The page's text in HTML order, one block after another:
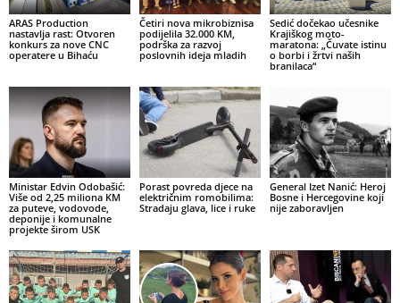
ARAS Production
nastavlja rast: Otvoren
konkurs za nove CNC
operatere u Bihaću
Četiri nova mikrobiznisa
podijelila 32.000 KM,
podrška za razvoj
poslovnih ideja mladih
Sedić dočekao učesnike
Krajiškog moto-
maratona: „Čuvate istinu
o borbi i žrtvi naših
branilaca“
Ministar Edvin Odobašić:
Više od 2,25 miliona KM
za puteve, vodovode,
deponije i komunalne
projekte širom USK
Porast povreda djece na
električnim romobilima:
Stradaju glava, lice i ruke
General Izet Nanić: Heroj
Bosne i Hercegovine koji
nije zaboravljen